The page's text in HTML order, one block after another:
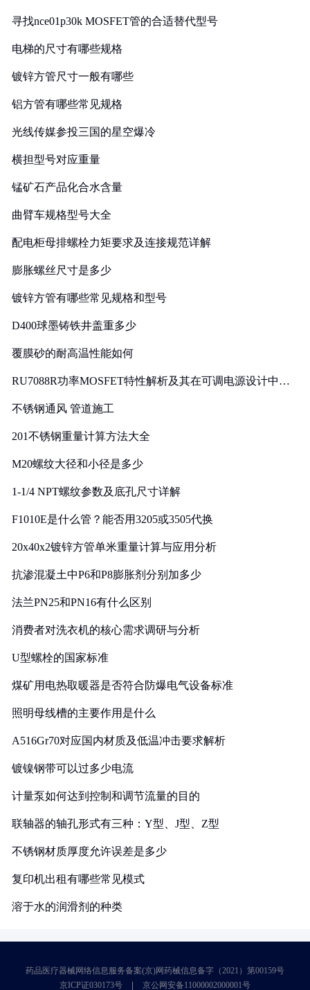
寻找nce01p30k MOSFET管的合适替代型号
电梯的尺寸有哪些规格
镀锌方管尺寸一般有哪些
铝方管有哪些常见规格
光线传媒参投三国的星空爆冷
横担型号对应重量
锰矿石产品化合水含量
曲臂车规格型号大全
配电柜母排螺栓力矩要求及连接规范详解
膨胀螺丝尺寸是多少
镀锌方管有哪些常见规格和型号
D400球墨铸铁井盖重多少
覆膜砂的耐高温性能如何
RU7088R功率MOSFET特性解析及其在可调电源设计中的
不锈钢通风 管道施工
201不锈钢重量计算方法大全
M20螺纹大径和小径是多少
1-1/4 NPT螺纹参数及底孔尺寸详解
F1010E是什么管？能否用3205或3505代换
20x40x2镀锌方管单米重量计算与应用分析
抗渗混凝土中P6和P8膨胀剂分别加多少
法兰PN25和PN16有什么区别
消费者对洗衣机的核心需求调研与分析
U型螺栓的国家标准
煤矿用电热取暖器是否符合防爆电气设备标准
照明母线槽的主要作用是什么
A516Gr70对应国内材质及低温冲击要求解析
镀镍钢带可以过多少电流
计量泵如何达到控制和调节流量的目的
联轴器的轴孔形式有三种：Y型、J型、Z型
不锈钢材质厚度允许误差是多少
复印机出租有哪些常见模式
溶于水的润滑剂的种类
药品医疗器械网络信息服务备案(京)网药械信息备字（2021）第00159号
京ICP证030173号
京公网安备11000002000001号